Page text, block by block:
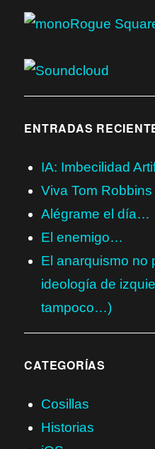
ENTRADAS
IA: Imbecilidad
Viva Tom Robbins
Alégrame el día…
El enemigo…
El anarquismo no
ideología de
tampoco…)
CATEGORÍAS
Cosillas
Historias